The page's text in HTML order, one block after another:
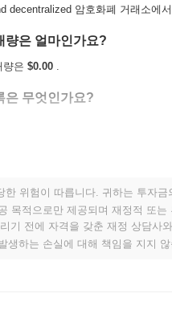
decentralized 암호화폐 거래소에
은 얼마인가요?
량은 $0.00 .
무엇인가요?
시장과 비교하여 어떤 성
승하여 0.59%의 하락을 기록한 전
강력한 성과를 나타냅니다.
한 위험이 따릅니다. 귀하는 투자
목적으로만 제공되며 재정적 또
기 전에 자격을 갖춘 재정 상담사
생하는 손실에 대해 책임을 지지 않